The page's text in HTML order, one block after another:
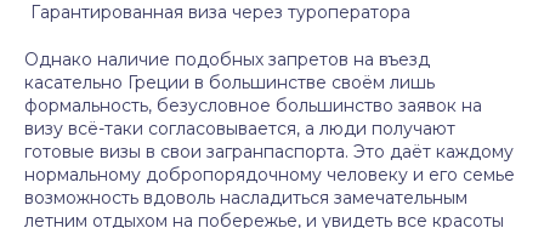
Гарантированная виза через туроператора
Однако наличие подобных запретов на въезд
касательно Греции в большинстве своём лишь
формальность, безусловное большинство заявок на
визу всё-таки согласовывается, а люди получают
готовые визы в свои загранпаспорта. Это даёт каждому
нормальному добропорядочному человеку и его семье
возможность вдоволь насладиться замечательным
летним отдыхом на побережье, и увидеть все красоты